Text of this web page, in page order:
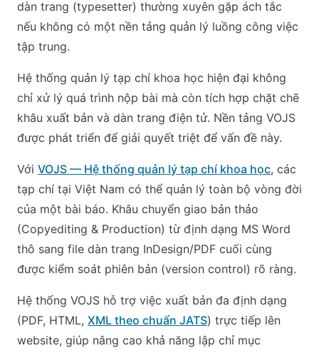
dàn trang (typesetter) thường xuyên gặp ách tắc
nếu không có một nền tảng quản lý luồng công việc
tập trung.
Hệ thống quản lý tạp chí khoa học hiện đại không
chỉ xử lý quá trình nộp bài mà còn tích hợp chặt chẽ
khâu xuất bản và dàn trang điện tử. Nền tảng VOJS
được phát triển để giải quyết triệt để vấn đề này.
Với VOJS — Hệ thống quản lý tạp chí khoa học, các
tạp chí tại Việt Nam có thể quản lý toàn bộ vòng đời
của một bài báo. Khâu chuyển giao bản thảo
(Copyediting & Production) từ định dạng MS Word
thô sang file dàn trang InDesign/PDF cuối cùng
được kiểm soát phiên bản (version control) rõ ràng.
Hệ thống VOJS hỗ trợ việc xuất bản đa định dạng
(PDF, HTML, XML theo chuẩn JATS) trực tiếp lên
website, giúp nâng cao khả năng lập chỉ mục